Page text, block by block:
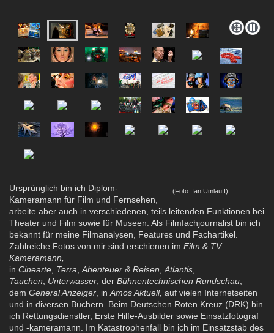
(Foto: Ian Umlauff)
Ursprünglich bin ich Diplom-
Kameramann für Film und Fernsehen,
arbeite aber auch in verschiedenen, teils leitenden Funktionen bei
Theater und Film sowie für Museen. Als Filmfachjournalist bin ich
bekannt für meine Filmanalysen, Features und Fachartikel.
Zahlreiche Fotos von mir sind erschienen im Film & TV
Kameramann,
in Cinearte Terra Abenteuer & Reisen Atlantis
Tauchen
Unterwasser , der Bühnentechnischen Rundschau
dem General Anzeiger , in Amos Aktuell, auf vielen Internetseiten
und in diversen Büchern. Beim Deutschen Roten Kreuz (DRK) bin
ich Rettungsdienstler, Erste Hilfe-Ausbilder sowie Einsatzfotograf
und -kameramann. Im Katastrophenfall bin ich im Einsatzstab des